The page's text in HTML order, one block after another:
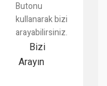
Butonu
kullanarak bizi
arayabilirsiniz.
Bizi
Arayın